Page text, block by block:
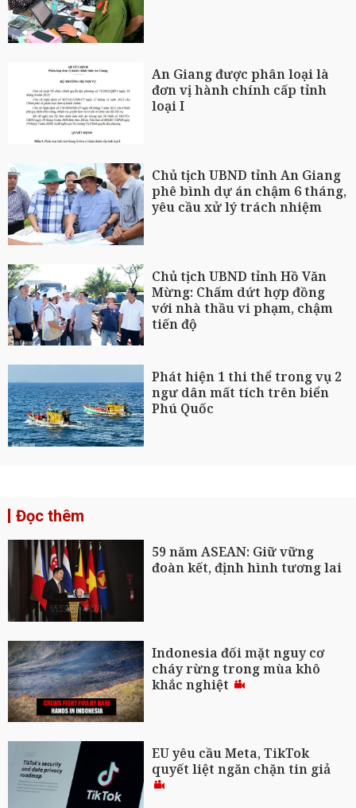
An Giang được phân loại là
đơn vị hành chính cấp tỉnh
loại I
Chủ tịch UBND tỉnh An Giang
phê bình dự án chậm 6 tháng,
yêu cầu xử lý trách nhiệm
Chủ tịch UBND tỉnh Hồ Văn
Mừng: Chấm dứt hợp đồng
với nhà thầu vi phạm, chậm
tiến độ
Phát hiện 1 thi thể trong vụ 2
ngư dân mất tích trên biển
Phú Quốc
Đọc thêm
59 năm ASEAN: Giữ vững
đoàn kết, định hình tương lai
Indonesia đối mặt nguy cơ
cháy rừng trong mùa khô
khắc nghiệt
EU yêu cầu Meta, TikTok
quyết liệt ngăn chặn tin giả